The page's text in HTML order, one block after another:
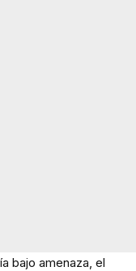
bajo amenaza, el